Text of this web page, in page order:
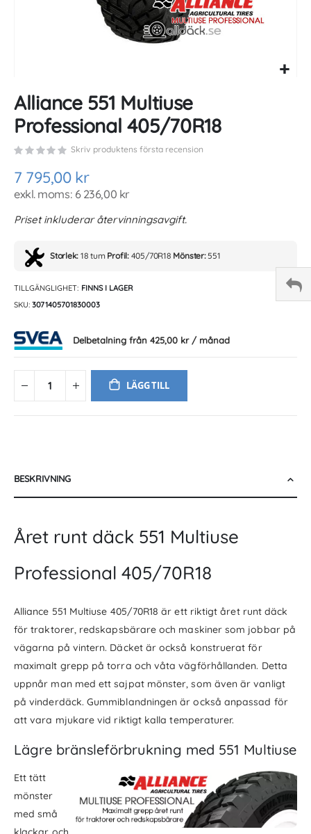
to
the
beginning
the
images
gallery
Alliance 551 Multiuse
Professional 405/70R18
Skriv produktens första recension
7 795,00 kr
6 236,00 kr
Priset inkluderar återvinningsavgift.
Storlek: 18 tum Profil:405/70R18 Mönster:551
TILLGÄNGLIGHET: FINNS I LAGER
SKU 3071405701830003
Delbetalning från 425,00 kr/ månad
LÄGG TILL
BESKRIVNING
Året runt däck 551 Multiuse
Professional 405/70R18
Alliance 551 Multiuse 405/70R18 är ett riktigt året runt däck
för traktorer, redskapsbärare och maskiner som jobbar på
vägarna på vintern. Däcket är också konstruerat för
maximalt grepp på torra och våta vägförhållanden. Detta
uppnår man med ett sajpat mönster, som även är vanligt
på vinderdäck. Gummiblandningen är också anpassad för
att vara mjukare vid riktigt kalla temperaturer.
Lägre bränsleförbrukning med 551 Multiuse
Ett tätt
mönster
med små